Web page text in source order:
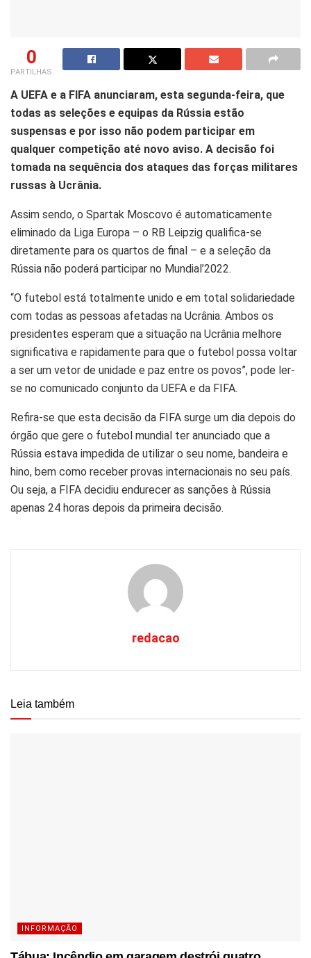
0
PARTILHAS
A UEFA e a FIFA anunciaram, esta segunda-feira, que
todas as seleções e equipas da Rússia estão
suspensas e por isso não podem participar em
qualquer competição até novo aviso. A decisão foi
tomada na sequência dos ataques das forças militares
russas à Ucrânia.
Assim sendo, o Spartak Moscovo é automaticamente
eliminado da Liga Europa – o RB Leipzig qualifica-se
diretamente para os quartos de final – e a seleção da
Rússia não poderá participar no Mundial’2022.
“O futebol está totalmente unido e em total solidariedade
com todas as pessoas afetadas na Ucrânia. Ambos os
presidentes esperam que a situação na Ucrânia melhore
significativa e rapidamente para que o futebol possa voltar
a ser um vetor de unidade e paz entre os povos”, pode ler-
se no comunicado conjunto da UEFA e da FIFA.
Refira-se que esta decisão da FIFA surge um dia depois do
órgão que gere o futebol mundial ter anunciado que a
Rússia estava impedida de utilizar o seu nome, bandeira e
hino, bem como receber provas internacionais no seu país.
Ou seja, a FIFA decidiu endurecer as sanções à Rússia
apenas 24 horas depois da primeira decisão.
redacao
Leia também
INFORMAÇÃO